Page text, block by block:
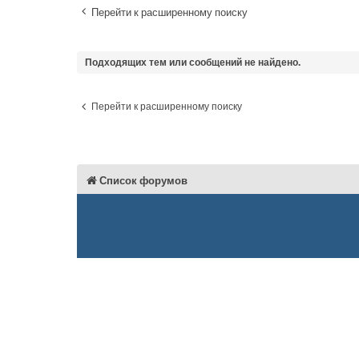
Перейти к расширенному поиску
Подходящих тем или сообщений не найдено.
Перейти к расширенному поиску
Список форумов